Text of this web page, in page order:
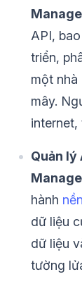
API,
triển,
một nhà
mây.
internet,
Quản lý
hành
dữ liệu
dữ liệu
tường